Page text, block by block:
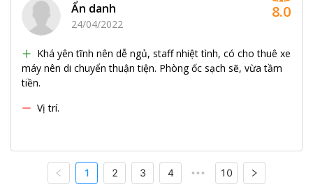
Ẩn danh
24/04/2022
Khá yên tĩnh nên dễ ngủ, staff nhiệt tình, có cho thuê xe
máy nên di chuyển thuận tiện. Phòng ốc sạch sẽ, vừa tầm
tiền.
Vị trí.
8.0
1 2 3 4 ••• 10